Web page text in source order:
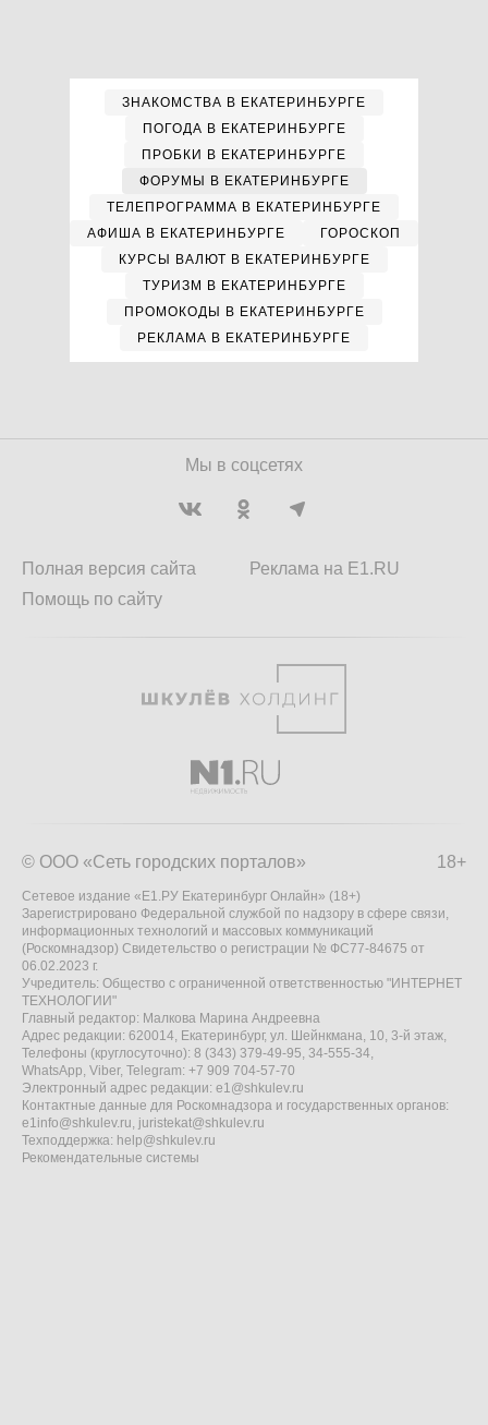
ЗНАКОМСТВА В ЕКАТЕРИНБУРГЕ
ПОГОДА В ЕКАТЕРИНБУРГЕ
ПРОБКИ В ЕКАТЕРИНБУРГЕ
ФОРУМЫ В ЕКАТЕРИНБУРГЕ
ТЕЛЕПРОГРАММА В ЕКАТЕРИНБУРГЕ
АФИША В ЕКАТЕРИНБУРГЕ
ГОРОСКОП
КУРСЫ ВАЛЮТ В ЕКАТЕРИНБУРГЕ
ТУРИЗМ В ЕКАТЕРИНБУРГЕ
ПРОМОКОДЫ В ЕКАТЕРИНБУРГЕ
РЕКЛАМА В ЕКАТЕРИНБУРГЕ
Мы в соцсетях
Полная версия сайта
Помощь по сайту
Реклама на E1.RU
18+
© ООО «Сеть городских порталов»
Сетевое издание «Е1.РУ Екатеринбург Онлайн» (18+)
Зарегистрировано Федеральной службой по надзору в сфере связи,
информационных технологий и массовых коммуникаций
(Роскомнадзор) Свидетельство о регистрации № ФС77-84675 от
06.02.2023 г.
Учредитель: Общество с ограниченной ответственностью "ИНТЕРНЕТ
ТЕХНОЛОГИИ"
Главный редактор: Малкова Марина Андреевна
Адрес редакции: 620014, Екатеринбург, ул. Шейнкмана, 10, 3-й этаж,
Телефоны (круглосуточно): 8 (343) 379-49-95, 34-555-34,
WhatsApp, Viber, Telegram: +7 909 704-57-70
Электронный адрес редакции: e1@shkulev.ru
Контактные данные для Роскомнадзора и государственных органов:
e1info@shkulev.ru, juristekat@shkulev.ru
Техподдержка: help@shkulev.ru
Рекомендательные системы